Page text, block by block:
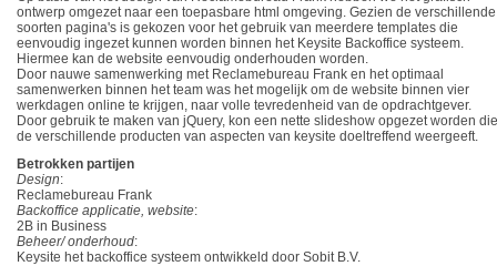
ontwerp omgezet naar een toepasbare html omgeving. Gezien de verschillende
soorten pagina's is gekozen voor het gebruik van meerdere templates die
eenvoudig ingezet kunnen worden binnen het Keysite Backoffice systeem.
Hiermee kan de website eenvoudig onderhouden worden.
Door nauwe samenwerking met Reclamebureau Frank en het optimaal
samenwerken binnen het team was het mogelijk om de website binnen vier
werkdagen online te krijgen, naar volle tevredenheid van de opdrachtgever.
Door gebruik te maken van jQuery, kon een nette slideshow opgezet worden die
de verschillende producten van aspecten van keysite doeltreffend weergeeft.
Betrokken partijen
Design:
Reclamebureau Frank
Backoffice applicatie, website:
2B in Business
Beheer/ onderhoud:
Keysite het backoffice systeem ontwikkeld door Sobit B.V.